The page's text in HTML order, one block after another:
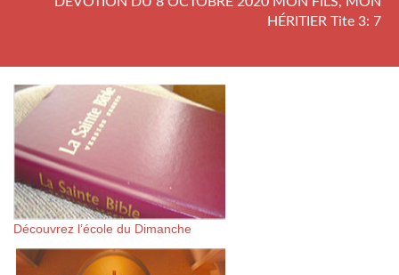
HÉRITIER Tite 3: 7
Découvrez l’école du Dimanche